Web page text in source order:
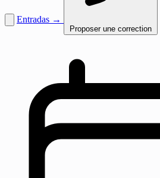
Entradas →
Proposer une correction